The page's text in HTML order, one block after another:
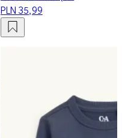
PLN 35,99